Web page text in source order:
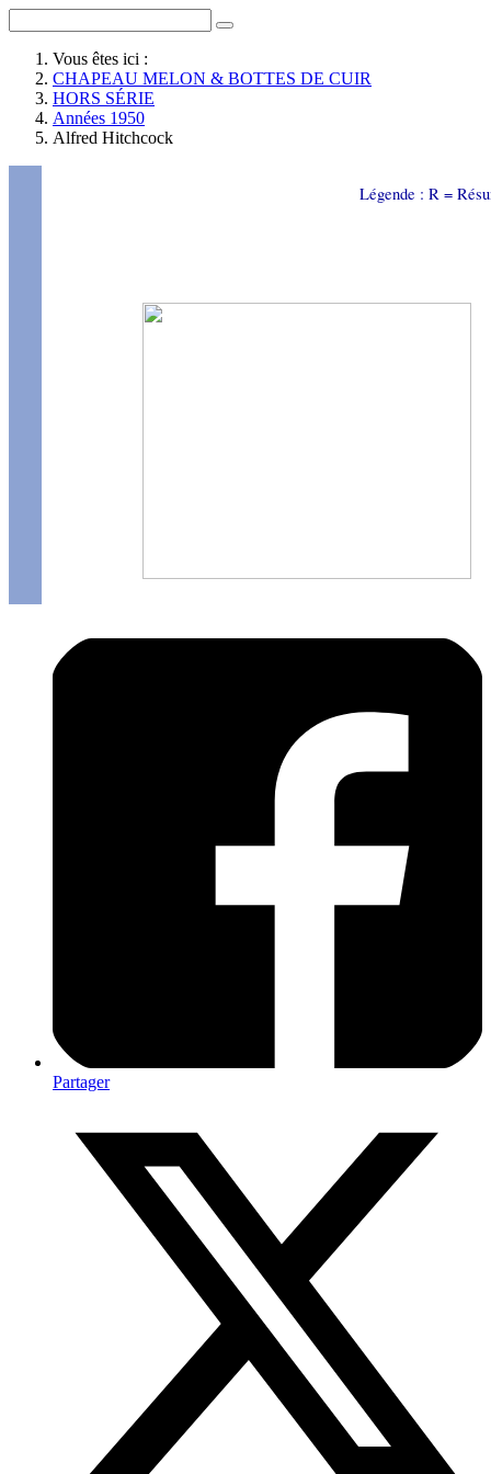
Vous êtes ici :
CHAPEAU MELON & BOTTES DE CUIR
HORS SÉRIE
Années 1950
Alfred Hitchcock
Légende : R =
Partager